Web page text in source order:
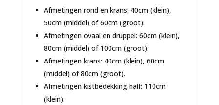
Afmetingen rond en krans: 40cm (klein),
50cm (middel) of 60cm (groot).
Afmetingen ovaal en druppel: 60cm (klein),
80cm (middel) of 100cm (groot).
Afmetingen krans: 40cm (klein), 60cm
(middel) of 80cm (groot).
Afmetingen kistbedekking half: 110cm
(klein).